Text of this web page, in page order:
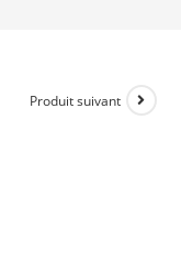
Produit suivant